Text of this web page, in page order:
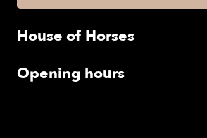
House of Horses
Opening hours